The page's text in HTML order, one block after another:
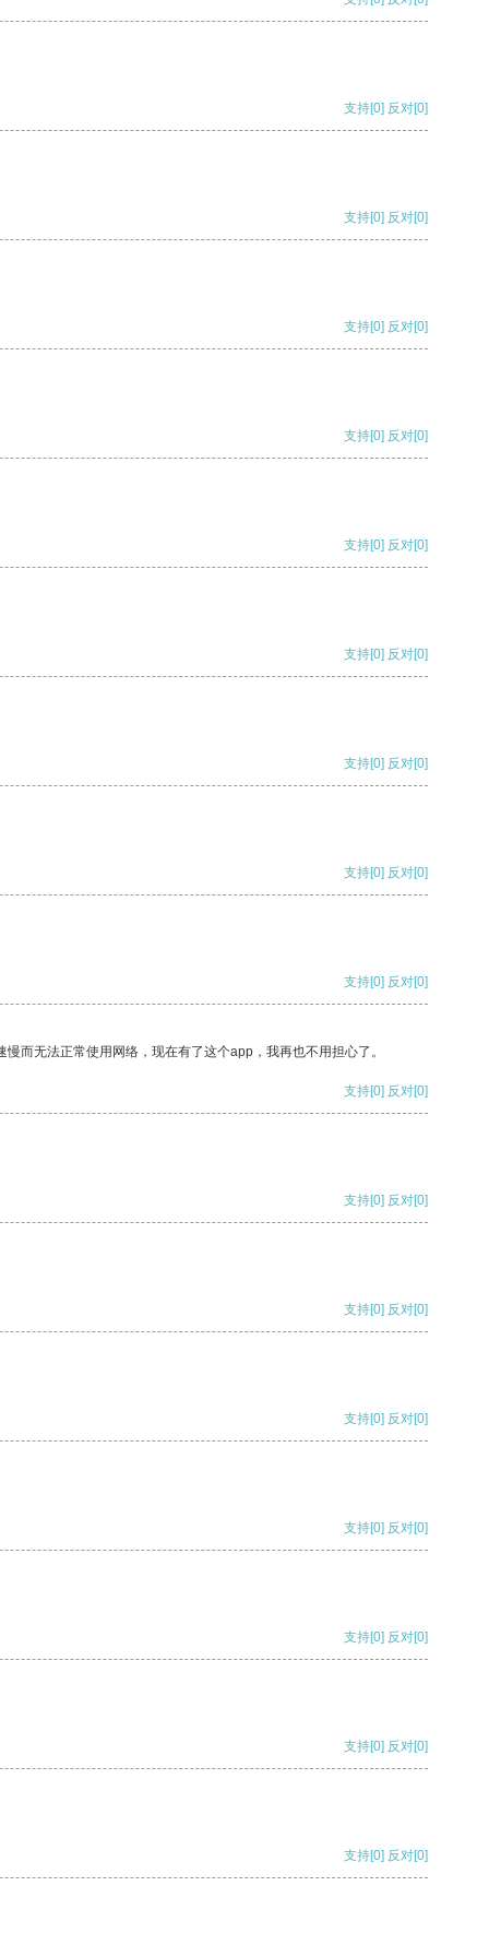
支持[0] 反对[0]
支持[0] 反对[0]
支持[0] 反对[0]
支持[0] 反对[0]
支持[0] 反对[0]
支持[0] 反对[0]
支持[0] 反对[0]
支持[0] 反对[0]
支持[0] 反对[0]
而无法正常使用网络，现在有了这个app，我再也不用担心了。
支持[0] 反对[0]
支持[0] 反对[0]
支持[0] 反对[0]
支持[0] 反对[0]
支持[0] 反对[0]
支持[0] 反对[0]
支持[0] 反对[0]
支持[0] 反对[0]